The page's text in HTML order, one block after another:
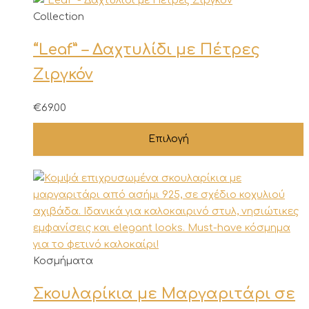
Collection
“Leaf” – Δαχτυλίδι με Πέτρες
Ζιργκόν
€69.00
Επιλογή
Αυτό
προϊόν
έχει
πολλαπλές
επιλεγούν
στη
σελίδα
του
προϊόντος
Κοσμήματα
Σκουλαρίκια με Μαργαριτάρι σε
Αυτό
προϊόν